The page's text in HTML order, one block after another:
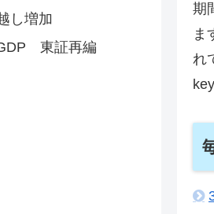
し増加
東証再編
期
ま
れ